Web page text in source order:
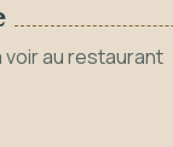
voir au restaurant